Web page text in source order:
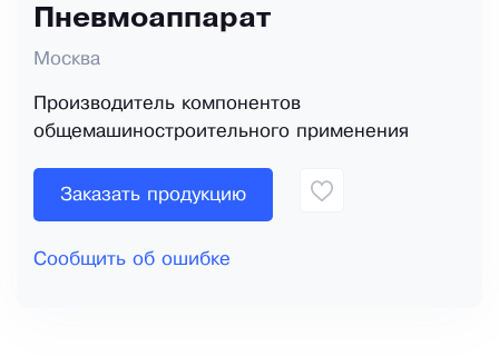
Пневмоаппарат
Москва
Производитель компонентов
общемашиностроительного применения
Заказать продукцию
Сообщить об ошибке